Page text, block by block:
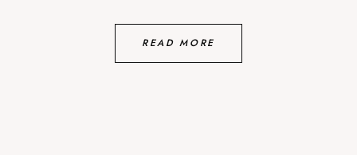
READ MORE